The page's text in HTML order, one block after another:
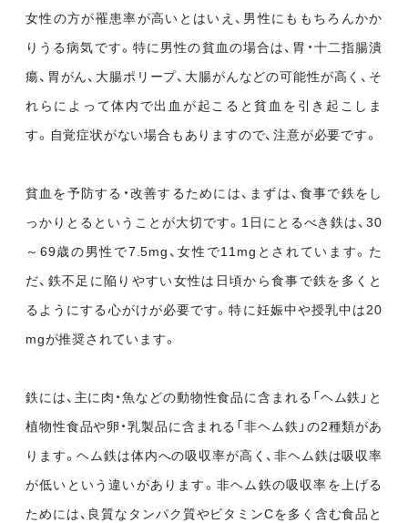
女性の方が罹患率が高いとはいえ、男性にももちろんかか
りうる病気です。特に男性の貧血の場合は、胃・十二指腸潰
瘍、胃がん、大腸ポリープ、大腸がんなどの可能性が高く、そ
れらによって体内で出血が起こると貧血を引き起こしま
す。自覚症状がない場合もありますので、注意が必要です。
貧血を予防する・改善するためには、まずは、食事で鉄をし
っかりとるということが大切です。1日にとるべき鉄は、30
～69歳の男性で7.5mg、女性で11mgとされています。た
だ、鉄不足に陥りやすい女性は日頃から食事で鉄を多くと
るようにする心がけが必要です。特に妊娠中や授乳中は20
mgが推奨されています。
鉄には、主に肉・魚などの動物性食品に含まれる「ヘム鉄」と
植物性食品や卵・乳製品に含まれる「非ヘム鉄」の2種類があ
ります。ヘム鉄は体内への吸収率が高く、非ヘム鉄は吸収率
が低いという違いがあります。非ヘム鉄の吸収率を上げる
ためには、良質なタンパク質やビタミンCを多く含む食品と